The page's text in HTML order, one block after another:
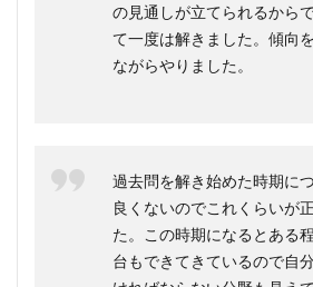
の見通しが立てられるから
て一度は解きました。傾向
ながらやりました。
過去問を解き始めた時期に
良くないのでこれくらいが
た。この時期になるとある
台もできてきているので自